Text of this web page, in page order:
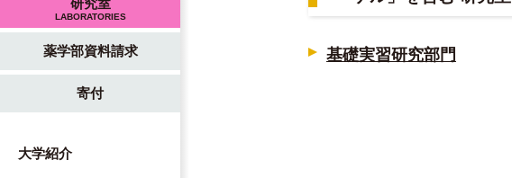
研究室
LABORATORIES
薬学部資料請求
寄付
大学紹介
基礎実習研究部門